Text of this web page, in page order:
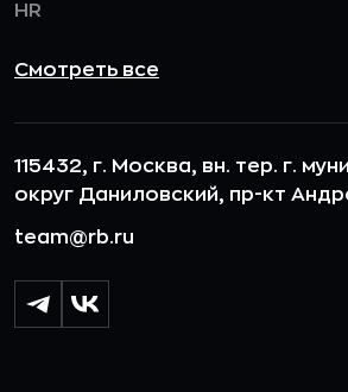
HR
Смотреть все
115432, г. Москва, вн. тер. г.
округ Даниловский, пр-кт
team@rb.ru